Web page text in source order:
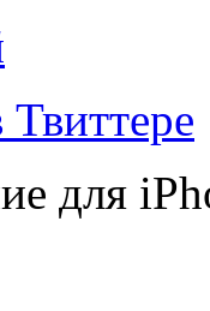
для